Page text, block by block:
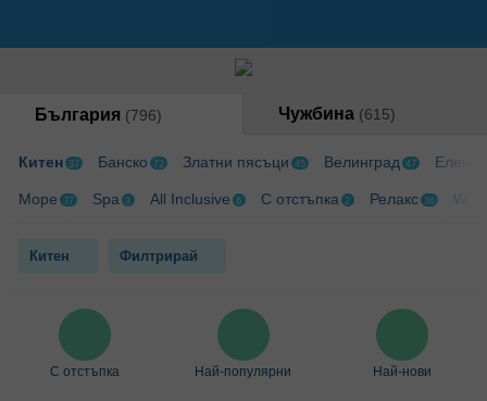
България (796) Чужбина (615)
Китен 37 Банско 72 Златни пясъци 45 Велинград 47 Елена
Море 37 Spa 3 All Inclusive 6 С отстъпка 2 Релакс 36 Wi-
Китен Филтрирай
С отстъпка Най-популярни Най-нови